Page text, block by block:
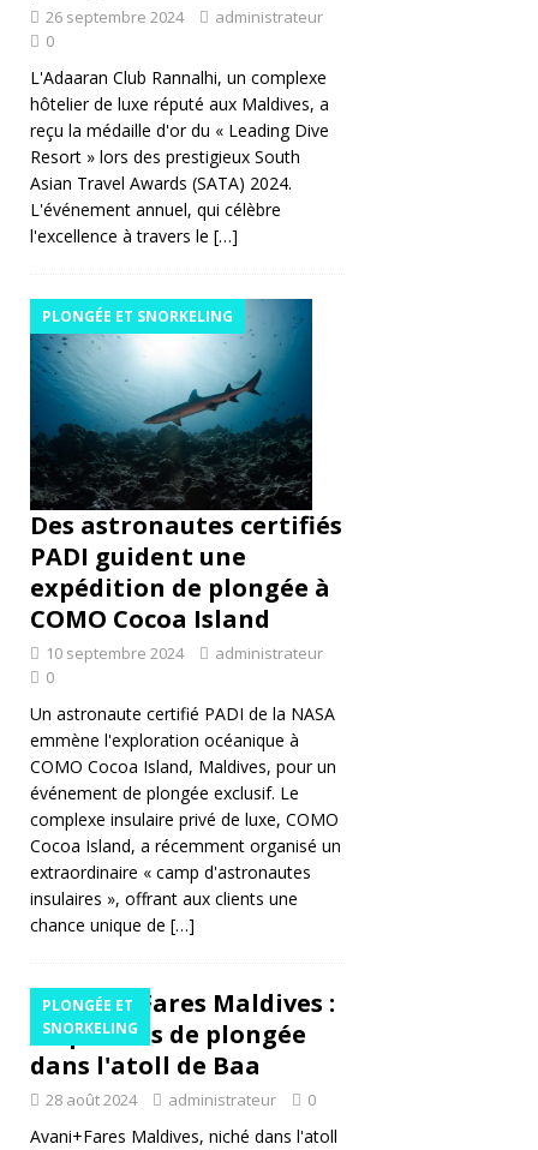
[
3
0
u
Si
m
Ir
V
ré
nt
26 septembre 2024
administrateur
0
L'Adaaran Club Rannalhi, un complexe
hôtelier de luxe réputé aux Maldives, a
reçu la médaille d'or du « Leading Dive
Resort » lors des prestigieux South
Asian Travel Awards (SATA) 2024.
L'événement annuel, qui célèbre
l'excellence à travers le […]
PLONGÉE ET SNORKELING
Des astronautes certifiés
PADI guident une
expédition de plongée à
COMO Cocoa Island
10 septembre 2024
administrateur
0
Un astronaute certifié PADI de la NASA
emmène l'exploration océanique à
COMO Cocoa Island, Maldives, pour un
événement de plongée exclusif. Le
complexe insulaire privé de luxe, COMO
Cocoa Island, a récemment organisé un
extraordinaire « camp d'astronautes
insulaires », offrant aux clients une
chance unique de […]
PLONGÉE ET
SNORKELING
Avani+Fares Maldives :
un paradis de plongée
dans l'atoll de Baa
28 août 2024 administrateur 0
Avani+Fares Maldives, niché dans l'atoll